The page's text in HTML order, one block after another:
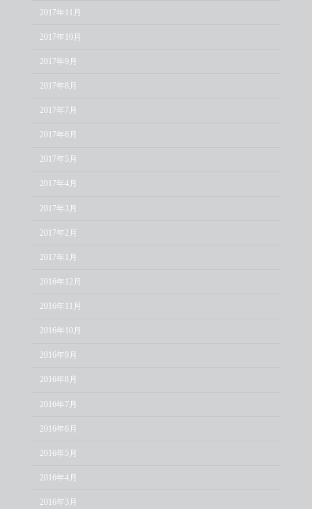
2017年11月
2017年10月
2017年9月
2017年8月
2017年7月
2017年6月
2017年5月
2017年4月
2017年3月
2017年2月
2017年1月
2016年12月
2016年11月
2016年10月
2016年9月
2016年8月
2016年7月
2016年6月
2016年5月
2016年4月
2016年3月